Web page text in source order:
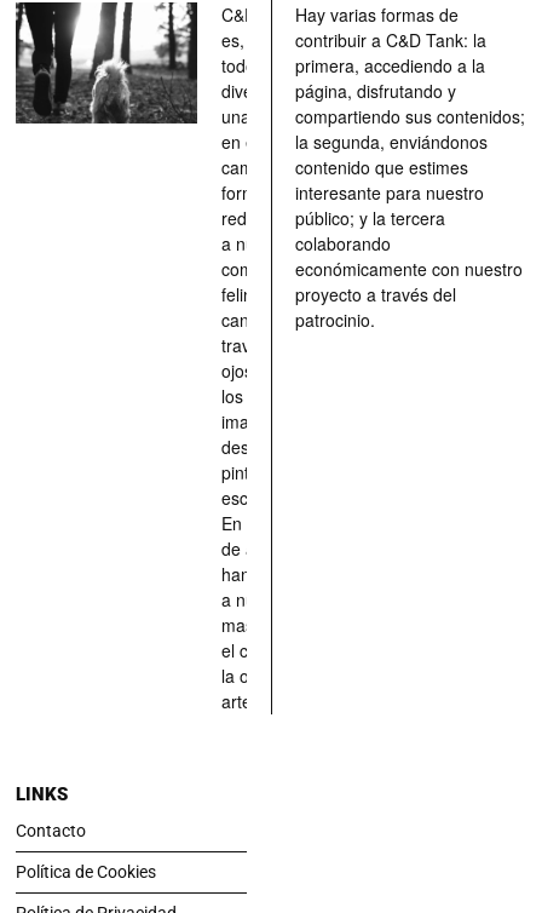
C&D Tank
es, ante
todo, un
divertimento,
una parada
en el
camino, una
forma de
redescubrir
a nuestros
compañeros
felinos y
caninos a
través de los
ojos quienes
los han
imaginado,
descrito,
pintado,
esculpido...
En definitiva,
de aquellos
han situado
a nuestras
mascotas en
el centro de
la obra de
arte.
Hay varias formas de
contribuir a C&D Tank: la
primera, accediendo a la
página, disfrutando y
compartiendo sus contenidos;
la segunda, enviándonos
contenido que estimes
interesante para nuestro
público; y la tercera
colaborando
económicamente con nuestro
proyecto a través del
patrocinio.
LINKS
Contacto
Política de Cookies